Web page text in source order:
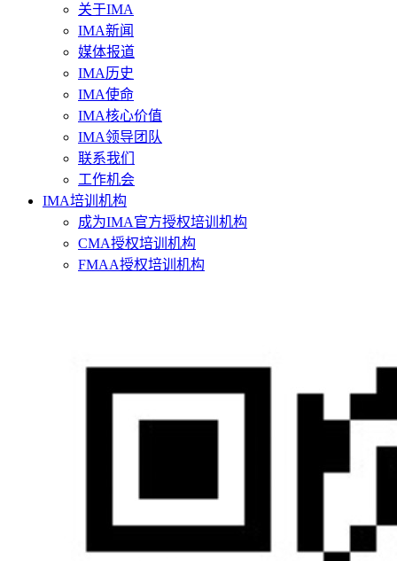
关于IMA
IMA新闻
媒体报道
IMA历史
IMA使命
IMA核心价值
IMA领导团队
联系我们
工作机会
IMA培训机构
成为IMA官方授权培训机构
CMA授权培训机构
FMAA授权培训机构